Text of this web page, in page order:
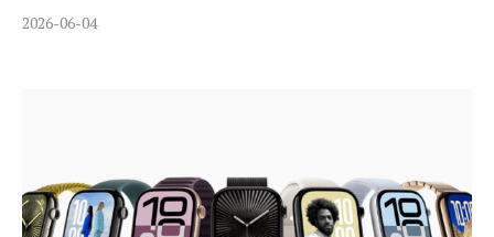
2026-06-04